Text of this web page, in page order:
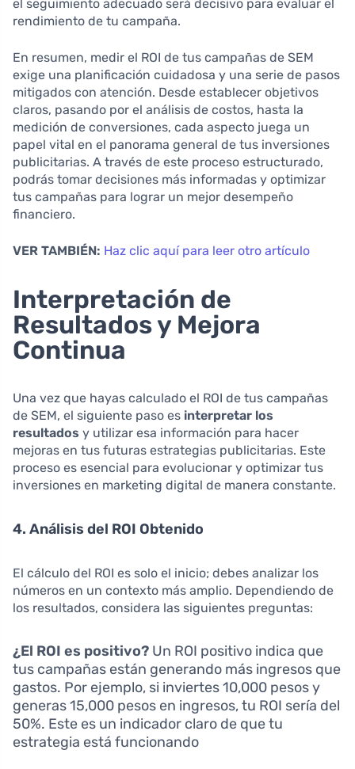
el seguimiento adecuado será decisivo para evaluar el
rendimiento de tu campaña.
En resumen, medir el ROI de tus campañas de SEM
exige una planificación cuidadosa y una serie de pasos
mitigados con atención. Desde establecer objetivos
claros, pasando por el análisis de costos, hasta la
medición de conversiones, cada aspecto juega un
papel vital en el panorama general de tus inversiones
publicitarias. A través de este proceso estructurado,
podrás tomar decisiones más informadas y optimizar
tus campañas para lograr un mejor desempeño
financiero.
VER TAMBIÉN: Haz clic aquí para leer otro artículo
Interpretación de
Resultados y Mejora
Continua
Una vez que hayas calculado el ROI de tus campañas
de SEM, el siguiente paso es interpretar los
resultados y utilizar esa información para hacer
mejoras en tus futuras estrategias publicitarias. Este
proceso es esencial para evolucionar y optimizar tus
inversiones en marketing digital de manera constante.
4. Análisis del ROI Obtenido
El cálculo del ROI es solo el inicio; debes analizar los
números en un contexto más amplio. Dependiendo de
los resultados, considera las siguientes preguntas:
¿El ROI es positivo? Un ROI positivo indica que
tus campañas están generando más ingresos que
gastos. Por ejemplo, si inviertes 10,000 pesos y
generas 15,000 pesos en ingresos, tu ROI sería del
50%. Este es un indicador claro de que tu
estrategia está funcionando